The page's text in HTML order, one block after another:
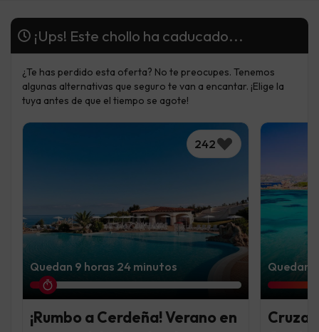
¡Ups! Este chollo ha caducado...
¿Te has perdido esta oferta? No te preocupes. Tenemos
algunas alternativas que seguro te van a encantar. ¡Elige la
tuya antes de que el tiempo se agote!
242
Quedan 9 horas 24 minutos
¡Rumbo a Cerdeña! Verano en
Quedan
Cruza